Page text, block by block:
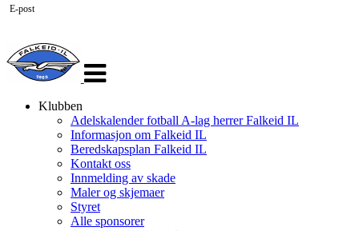
navigasjon
Klubben
Adelskalender fotball A-lag herrer Falkeid IL
Informasjon om Falkeid IL
Beredskapsplan Falkeid IL
Kontakt oss
Innmelding av skade
Maler og skjemaer
Styret
Alle sponsorer
E-post